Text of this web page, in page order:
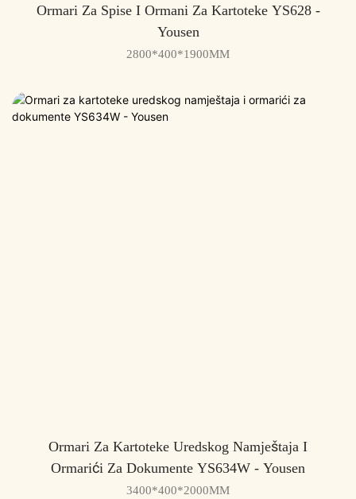
Ormari Za Spise I Ormani Za Kartoteke YS628 -
Yousen
2800*400*1900MM
Ormari Za Kartoteke Uredskog Namještaja I
Ormarići Za Dokumente YS634W - Yousen
3400*400*2000MM